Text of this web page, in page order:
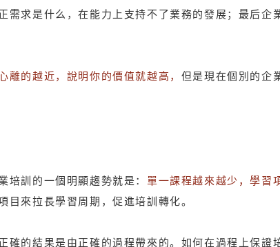
求是什么，在能力上支持不了業務的發展；最后企
的越近，說明你的價值就越高， 但是現在個別的企
培訓的一個明顯趨勢就是： 單一課程越來越少，學習
來拉長學習周期，促進培訓轉化。
的結果是由正確的過程帶來的。如何在過程上保證